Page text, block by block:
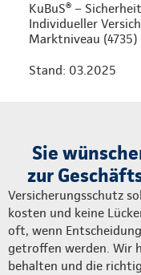
KuBuS® –
Individueller
Marktniveau (4735)
Stand: 03.2025
Sie
zur
Versicherungsschutz
kosten und keine
oft, wenn
getroffen werden. Wir
behalten und die